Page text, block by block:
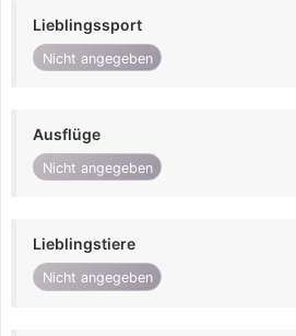
Lieblingssport
Nicht angegeben
Ausflüge
Nicht angegeben
Lieblingstiere
Nicht angegeben